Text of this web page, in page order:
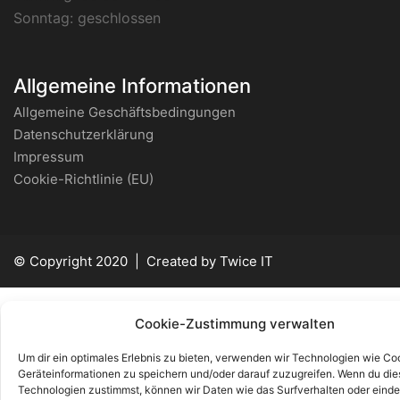
Cookie-Zustimmung verwalten
Um dir ein optimales Erlebnis zu bieten, verwenden wir Technologien wie
Geräteinformationen zu speichern und/oder darauf zuzugreifen. Wenn du
Technologien zustimmst, können wir Daten wie das Surfverhalten oder
Sonntag: geschlossen
Allgemeine Informationen
Allgemeine Geschäftsbedingungen
Datenschutzerklärung
Impressum
Cookie-Richtlinie (EU)
© Copyright 2020 | Created by Twice IT